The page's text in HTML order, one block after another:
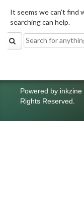
It seems we can’t find
searching can help.
Search
for:
Powered by
Rights Reserved.